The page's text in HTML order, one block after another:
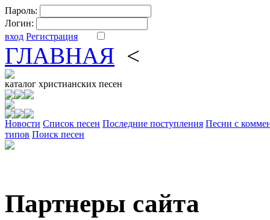
Пароль:
Логин:
вход Регистрация
ГЛАВНАЯ <
каталог христианских песен
Новости Cписок песен Последние поступления Песни с
типов Поиск песен
Партнеры сайта